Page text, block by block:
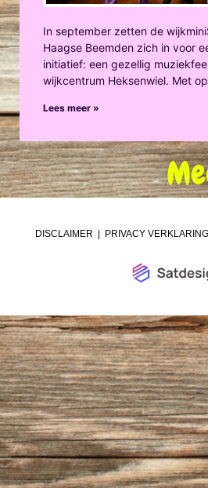
In september zetten de
Haagse Beemden zich in voor
initiatief: een gezellig
wijkcentrum Heksenwiel. Met
Lees meer »
DISCLAIMER | PRIVACY VERKLARING